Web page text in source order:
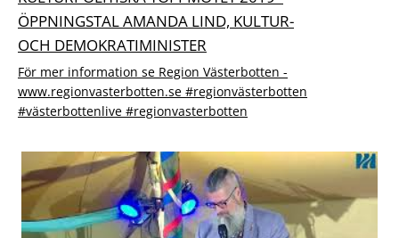
ÖPPNINGSTAL AMANDA LIND, KULTUR-
OCH DEMOKRATI­MINISTER
För mer information se Region Västerbotten -
www.regionvasterbotten.se #regionvästerbotten
#västerbottenlive #regionvasterbotten